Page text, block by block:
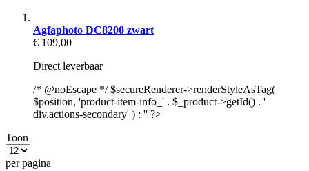
Agfaphoto DC8200 zwart
€ 109,00
Direct leverbaar
/* @noEscape */ $secureRenderer->renderStyleAsTag(
$position, 'product-item-info_' . $_product->getId() . '
div.actions-secondary' ) : '' ?>
Toon
per pagina